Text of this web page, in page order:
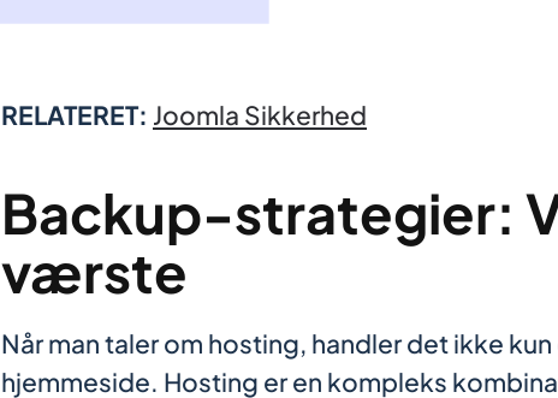
RELATERET: Joomla Sikkerhed
Backup-strategier:
værste
Når man taler om hosting, handler det ikke
hjemmeside. Hosting er en kompleks